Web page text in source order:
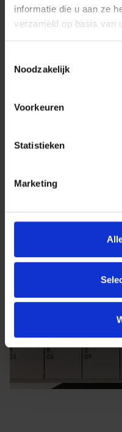
informatie die u aan ze
verzameld op basis van
Noodzakelijk
Voorkeuren
Statistieken
Marketing